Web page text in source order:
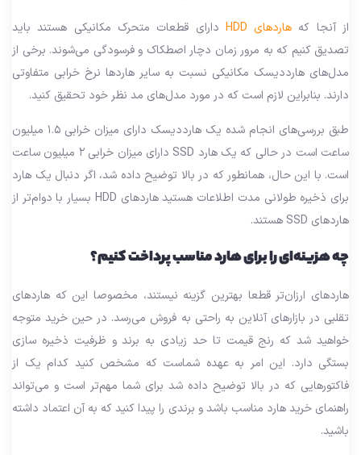
از آنجا که هاردهای HDD
دارای قطعات متحرک مکانیکی هستند باید
تصدیق کنیم که به مرور زمان دچار اصطکاک و فرسودگی می‌شوند. برخی از
مدل‌های هارددیسک مکانیکی نسبت به سایر هاردها نرخ خرابی متفاوتی
دارند. بنابراین لازم است که در مورد مدل‌های مد نظر خود تحقیق کنید.
طبق بررسی‌های انجام شده یک هارددیسک دارای میزان خرابی ۱.۵ میلیون
ساعت است در حالی که یک هارد SSD دارای میزان خرابی ۲ میلیون ساعت
است. با این حال، همانطور که در بالا توضیح داده شد، اگر دنبال یک هارد
برای ذخیره طولانی مدت اطلاعات هستید هاردهای HDD بسیار با دوام‌تر از
هاردهای SSD هستند.
چه هزینه‌ای را برای هارد مناسب پرداخت کنیم؟
هاردهای ارزان‌تر قطعا بهترین گزینه نیستند، مخصوصا این که هاردهای
تقلبی در بازارهای آنلاین به راحتی به فروش می‌رسد. در حین خرید متوجه
خواهید شد که رنج قیمت تا حد زیادی به برند و ظرفیت ذخیره سازی
بستگی دارد. این امر به عهده شماست که مشخص کنید کدام یک از
فاکتورهایی که در بالا توضیح داده شد برای شما مهم‌تر است و می‌تواند
راهنمای خرید هارد مناسب باشد و برندی را پیدا کنید که به آن اعتماد داشته
باشید.